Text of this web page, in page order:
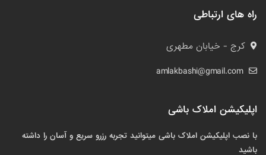
راه های ارتباطی
کرج - خیابان مطهری
amlakbashi@gmail.com
اپلیکیشن املاک باشی
با نصب اپلیکیشن املاک باشی میتوانید تجربه رزرو سریع و آسان را داشته
باشید